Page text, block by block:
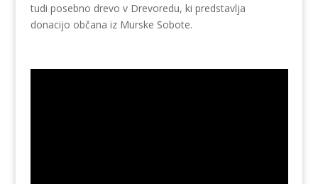
tudi posebno drevo v Drevoredu, ki predstavlja
donacijo občana iz Murske Sobote.